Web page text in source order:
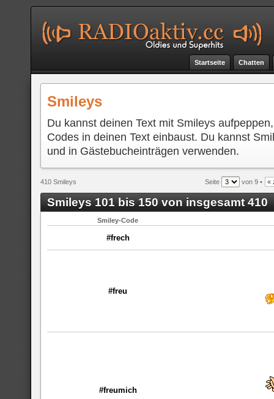
Chatten
Startseite
Smileys
Du kannst deinen Text mit Smileys
Codes in deinen Text einbaust. Du kannst
und in Gästebucheinträgen verwenden.
Seite von 9 • «
410 Smileys
Smileys 101 bis 150 von insgesamt 410
Smiley-Code
#frech
#freu
#freumich